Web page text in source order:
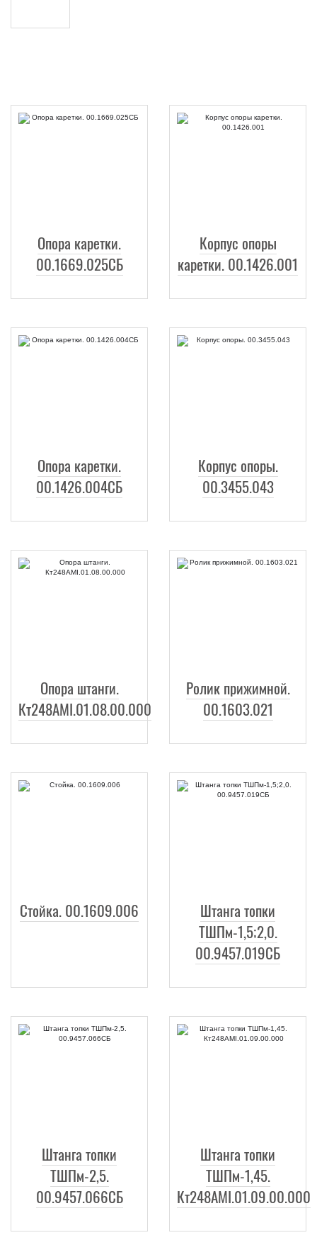
Опора каретки.
00.1669.025СБ
Корпус опоры
каретки. 00.1426.001
Опора каретки.
00.1426.004СБ
Корпус опоры.
00.3455.043
Опора штанги.
Кт248АМI.01.08.00.000
Ролик прижимной.
00.1603.021
Стойка. 00.1609.006
Штанга топки
ТШПм-1,5;2,0.
00.9457.019СБ
Штанга топки
ТШПм-2,5.
00.9457.066СБ
Штанга топки
ТШПм-1,45.
Кт248АМI.01.09.00.000